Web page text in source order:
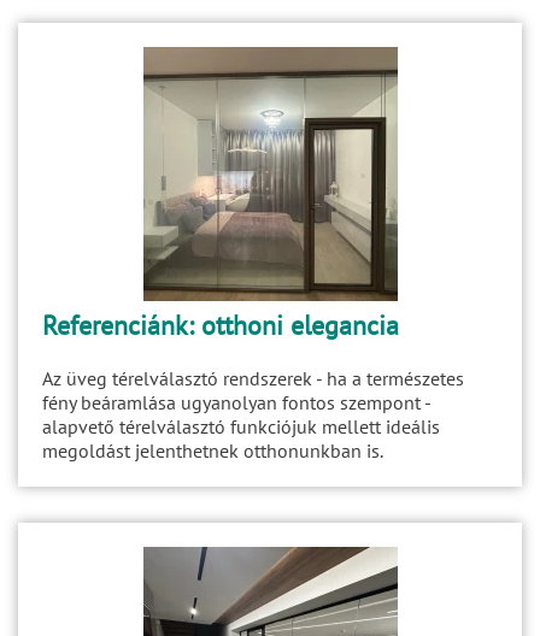
Referenciánk: otthoni elegancia
Az üveg térelválasztó rendszerek - ha a természetes
fény beáramlása ugyanolyan fontos szempont -
alapvető térelválasztó funkciójuk mellett ideális
megoldást jelenthetnek otthonunkban is.